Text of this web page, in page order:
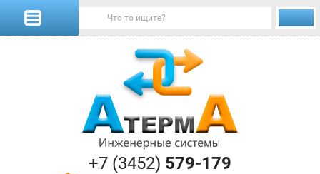
+7 (3452) 579-179